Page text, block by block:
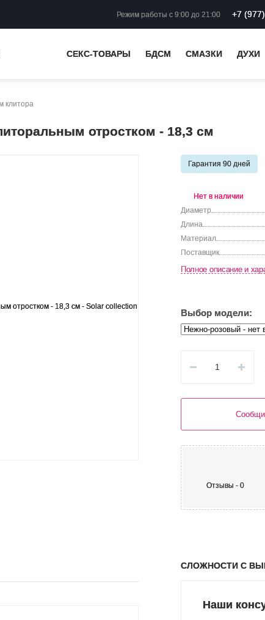
Режим работы с 9:00 до 21:00 +7
СЕКС-ТОВАРЫ БДСМ СМАЗКИ ДУХИ
клитора
отростком - 18,3 см
Гарантия 90 дней
Нет в наличии
Диаметр
Длина
Материал
Поставщик
Полное описание и
Выбор модели:
Отзывы - 0
СЛОЖНОСТИ С
Наши